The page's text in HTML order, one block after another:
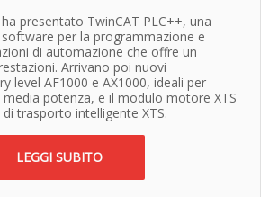
presentato TwinCAT PLC++, una
per la programmazione e
di automazione che offre un
Arrivano poi nuovi
level AF1000 e AX1000, ideali per
media potenza, e il modulo motore XTS
trasporto intelligente XTS.
LEGGI SUBITO